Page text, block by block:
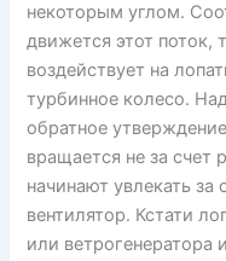
некоторым углом.
движется этот поток,
воздействует на
турбинное колесо.
обратное
вращается не за счет
начинают увлекать
вентилятор. Кстати
или ветрогенератора